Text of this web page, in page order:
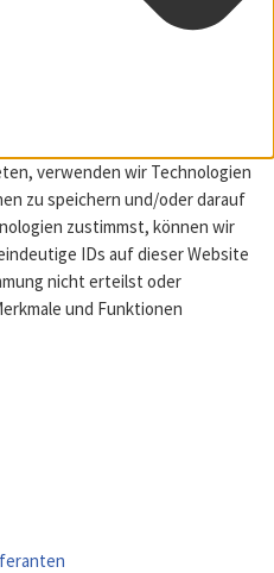
verwenden wir Technologien
zu speichern und/oder darauf
zustimmst, können wir
IDs auf dieser Website
nicht erteilst oder
und Funktionen